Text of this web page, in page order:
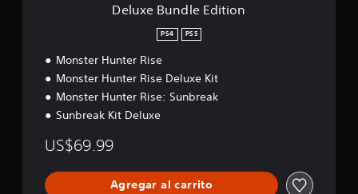
Deluxe Bundle Edition
PS4 PS5
Monster Hunter Rise
Monster Hunter Rise Deluxe Kit
Monster Hunter Rise: Sunbreak
Sunbreak Kit Deluxe
US$69.99
Agregar al carrito